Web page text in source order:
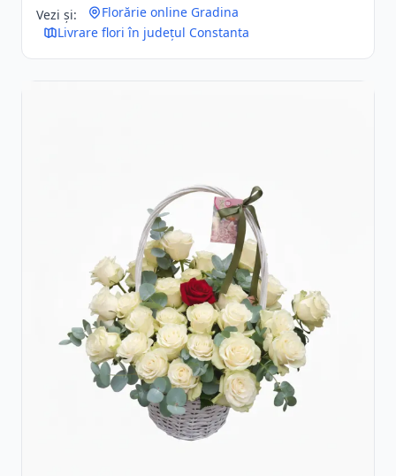
Vezi și:
Florărie online Gradina
Livrare flori în județul Constanta